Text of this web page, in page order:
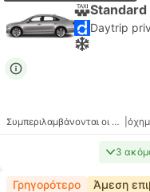
Standard
Συμπεριλαμβάνονται οι φόροι
3
Γρηγορότερο Άμεση